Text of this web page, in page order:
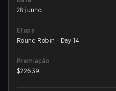
28 junho
Etapa
Round Robin - Day 14
Premiação
$22639